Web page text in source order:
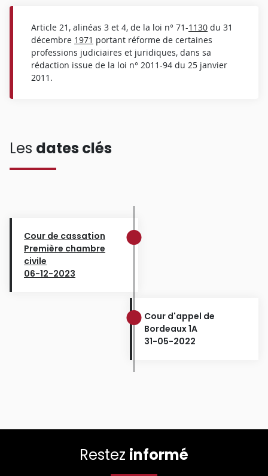
Article 21, alinéas 3 et 4, de la loi n° 71-1130 du 31
décembre 1971 portant réforme de certaines
professions judiciaires et juridiques, dans sa
rédaction issue de la loi n° 2011-94 du 25 janvier
2011.
Les dates clés
Cour de cassation
Première chambre
civile
06-12-2023
Cour d'appel de
Bordeaux 1A
31-05-2022
Restez informé